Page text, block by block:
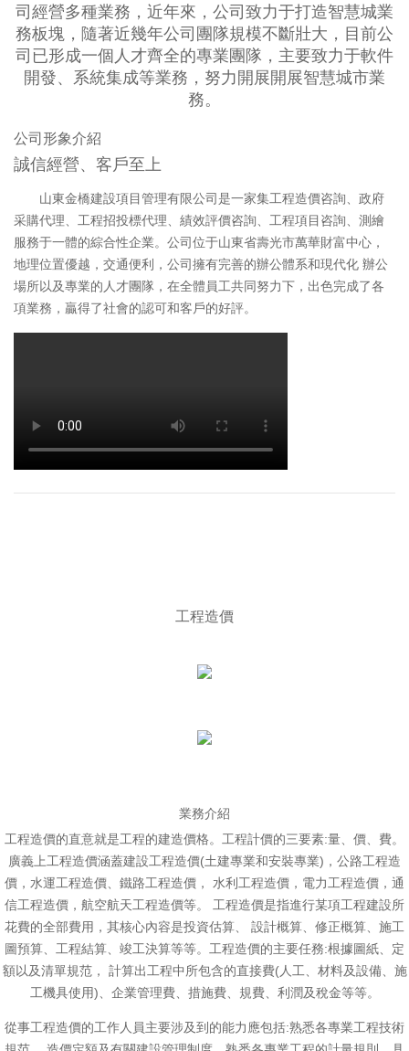
司經營多種業務，近年來，公司致力于打造智慧城業
務板塊，隨著近幾年公司團隊規模不斷壯大，目前公
司已形成一個人才齊全的專業團隊，主要致力于軟件
開發、系統集成等業務，努力開展開展智慧城市業
務。
公司形象介紹
誠信經營、客戶至上
山東金橋建設項目管理有限公司是一家集工程造價咨詢、政府
采購代理、工程招投標代理、績效評價咨詢、工程項目咨詢、測繪
服務于一體的綜合性企業。公司位于山東省壽光市萬華財富中心，
地理位置優越，交通便利，公司擁有完善的辦公體系和現代化 辦公
場所以及專業的人才團隊，在全體員工共同努力下，出色完成了各
項業務，贏得了社會的認可和客戶的好評。
工程造價
業務介紹
工程造價的直意就是工程的建造價格。工程計價的三要素:量、價、費。
廣義上工程造價涵蓋建設工程造價(土建專業和安裝專業)，公路工程造
價，水運工程造價、鐵路工程造價， 水利工程造價，電力工程造價，通
信工程造價，航空航天工程造價等。 工程造價是指進行某項工程建設所
花費的全部費用，其核心內容是投資估算、 設計概算、修正概算、施工
圖預算、工程結算、竣工決算等等。工程造價的主要任務:根據圖紙、定
額以及清單規范， 計算出工程中所包含的直接費(人工、材料及設備、施
工機具使用)、企業管理費、措施費、規費、利潤及稅金等等。
從事工程造價的工作人員主要涉及到的能力應包括:熟悉各專業工程技術